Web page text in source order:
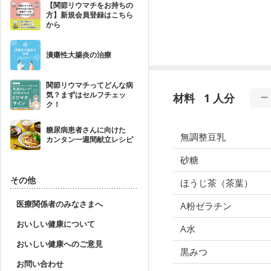
【関節リウマチをお持ちの
方】新規会員登録はこちら
から
潰瘍性大腸炎の治療
関節リウマチってどんな病
気？まずはセルフチェッ
ク！
糖尿病患者さんに向けた
カンタン一週間献立レシピ
その他
医療関係者のみなさまへ
おいしい健康について
おいしい健康へのご意見
お問い合わせ
材料 1 人分
無調整豆乳
砂糖
ほうじ茶（茶葉）
A粉ゼラチン
A水
黒みつ